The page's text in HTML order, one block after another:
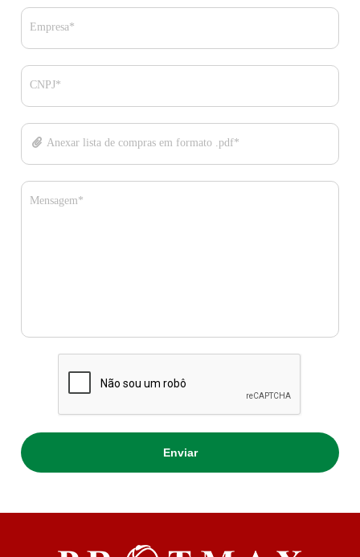
Empresa*
CNPJ*
Anexar lista de compras em formato .pdf*
Mensagem*